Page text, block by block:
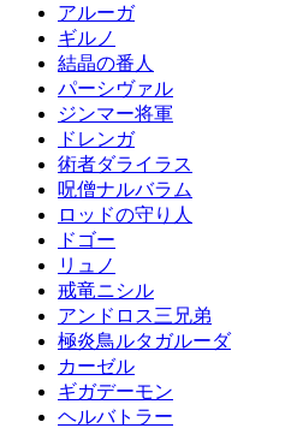
アルーガ
ギルノ
結晶の番人
パーシヴァル
ジンマー将軍
ドレンガ
術者ダライラス
呪僧ナルバラム
ロッドの守り人
ドゴー
リュノ
戒竜ニシル
アンドロス三兄弟
極炎鳥ルタガルーダ
カーゼル
ギガデーモン
ヘルバトラー